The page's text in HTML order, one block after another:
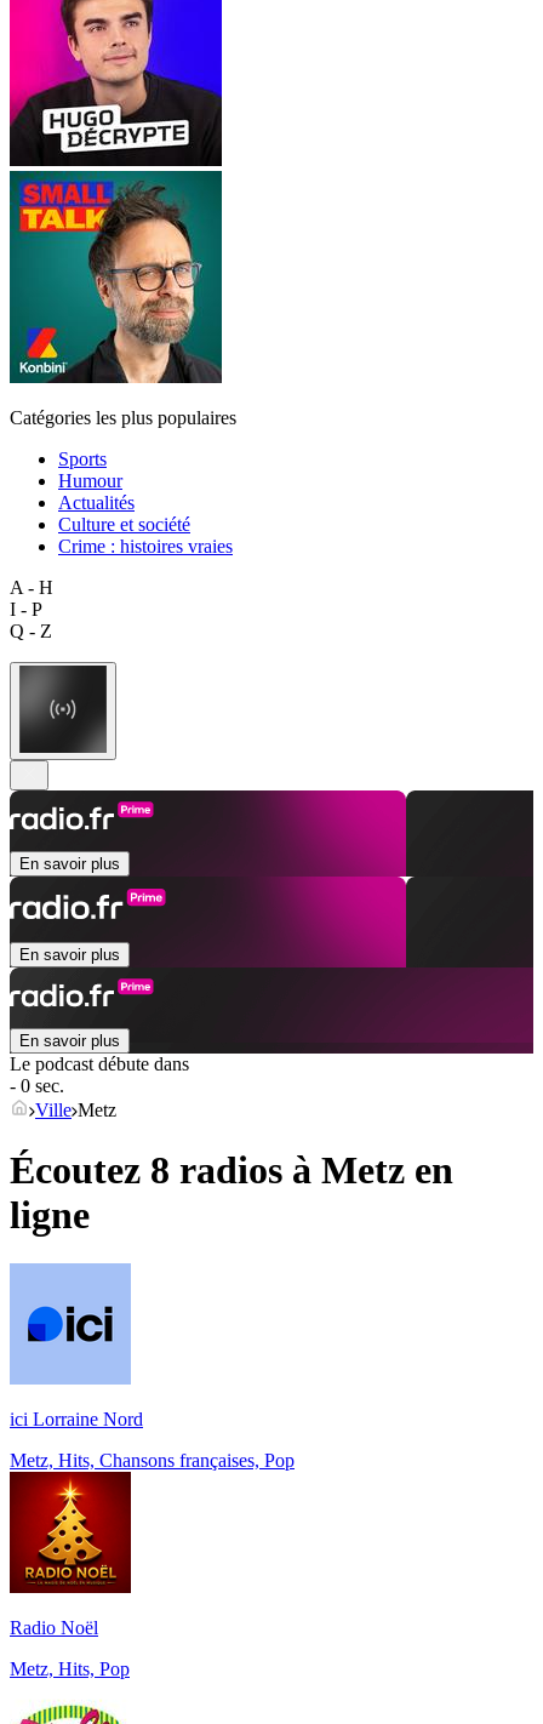
Catégories les plus populaires
Sports
Humour
Actualités
Culture et société
Crime : histoires vraies
A - H
I - P
Q - Z
En savoir plus
En savoir plus
En savoir plus
Le podcast débute dans
- 0 sec.
Ville Metz
Écoutez 8 radios à Metz en
ligne
ici Lorraine Nord
Metz, Hits, Chansons françaises, Pop
Radio Noël
Metz, Hits, Pop